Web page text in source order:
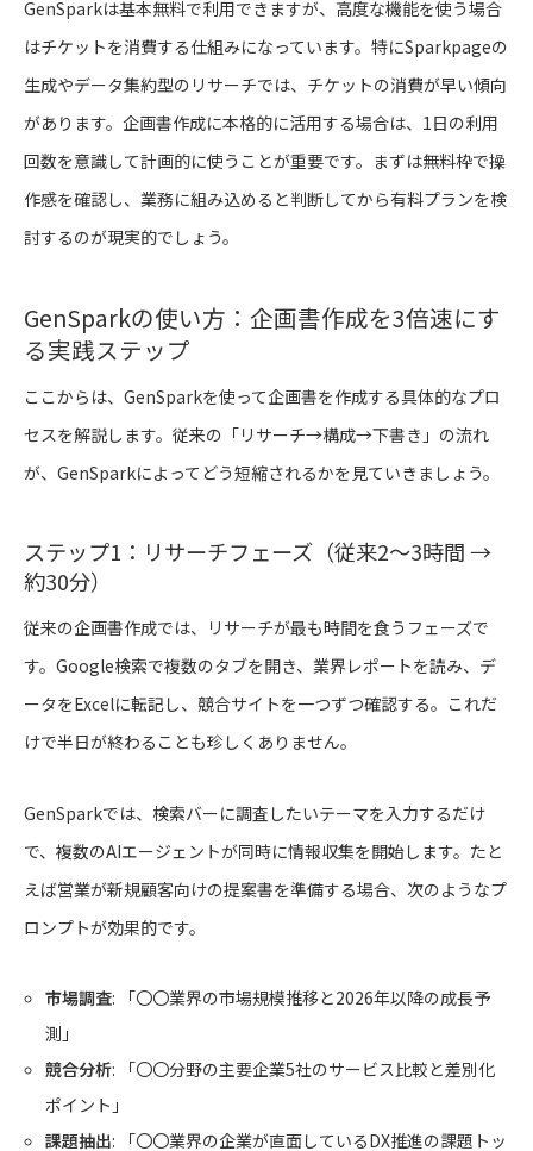
GenSparkは基本無料で利用できますが、高度な機能を使う場合
はチケットを消費する仕組みになっています。特にSparkpageの
生成やデータ集約型のリサーチでは、チケットの消費が早い傾向
があります。企画書作成に本格的に活用する場合は、1日の利用
回数を意識して計画的に使うことが重要です。まずは無料枠で操
作感を確認し、業務に組み込めると判断してから有料プランを検
討するのが現実的でしょう。
GenSparkの使い方：企画書作成を3倍速にす
る実践ステップ
ここからは、GenSparkを使って企画書を作成する具体的なプロ
セスを解説します。従来の「リサーチ→構成→下書き」の流れ
が、GenSparkによってどう短縮されるかを見ていきましょう。
ステップ1：リサーチフェーズ（従来2〜3時間 →
約30分）
従来の企画書作成では、リサーチが最も時間を食うフェーズで
す。Google検索で複数のタブを開き、業界レポートを読み、デ
ータをExcelに転記し、競合サイトを一つずつ確認する。これだ
けで半日が終わることも珍しくありません。
GenSparkでは、検索バーに調査したいテーマを入力するだけ
で、複数のAIエージェントが同時に情報収集を開始します。たと
えば営業が新規顧客向けの提案書を準備する場合、次のようなプ
ロンプトが効果的です。
市場調査: 「〇〇業界の市場規模推移と2026年以降の成長予
測」
競合分析: 「〇〇分野の主要企業5社のサービス比較と差別化
ポイント」
課題抽出: 「〇〇業界の企業が直面しているDX推進の課題トッ